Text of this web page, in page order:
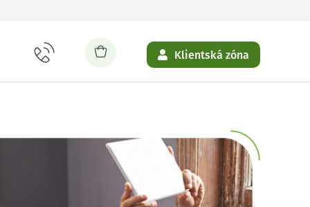
Klientská zóna